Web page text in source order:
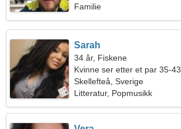
Familie
Sarah
34 år, Fiskene
Kvinne ser etter et par 35-43
Skellefteå, Sverige
Litteratur, Popmusikk